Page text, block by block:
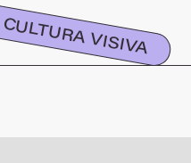
CULTURA VISIVA